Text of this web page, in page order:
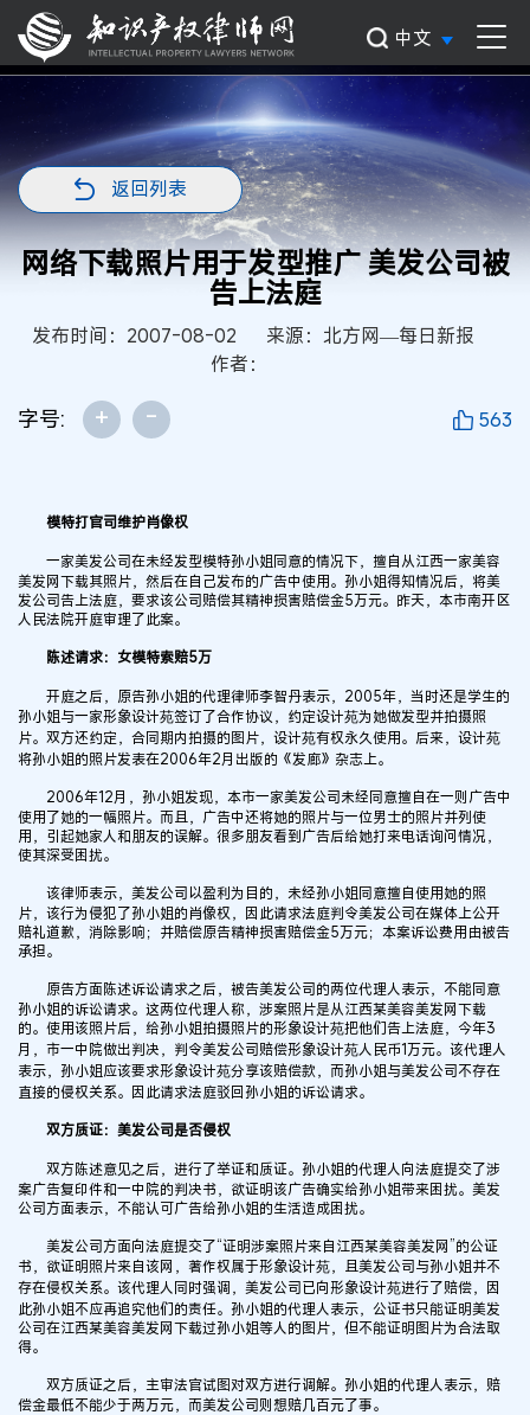
中文
返回列表
网络下载照片用于发型推广 美发公司被
告上法庭
发布时间：2007-08-02
来源：北方网—每日新报
作者：
字号: + - 563
模特打官司维护肖像权
一家美发公司在未经发型模特孙小姐同意的情况下，擅自从江西一家美容
美发网下载其照片，然后在自己发布的广告中使用。孙小姐得知情况后，将美
发公司告上法庭，要求该公司赔偿其精神损害赔偿金5万元。昨天，本市南开区
人民法院开庭审理了此案。
陈述请求：女模特索赔5万
开庭之后，原告孙小姐的代理律师李智丹表示，2005年，当时还是学生的
孙小姐与一家形象设计苑签订了合作协议，约定设计苑为她做发型并拍摄照
片。双方还约定，合同期内拍摄的图片，设计苑有权永久使用。后来，设计苑
将孙小姐的照片发表在2006年2月出版的《发廊》杂志上。
2006年12月，孙小姐发现，本市一家美发公司未经同意擅自在一则广告中
使用了她的一幅照片。而且，广告中还将她的照片与一位男士的照片并列使
用，引起她家人和朋友的误解。很多朋友看到广告后给她打来电话询问情况，
使其深受困扰。
该律师表示，美发公司以盈利为目的，未经孙小姐同意擅自使用她的照
片，该行为侵犯了孙小姐的肖像权，因此请求法庭判令美发公司在媒体上公开
赔礼道歉，消除影响；并赔偿原告精神损害赔偿金5万元；本案诉讼费用由被告
承担。
原告方面陈述诉讼请求之后，被告美发公司的两位代理人表示，不能同意
孙小姐的诉讼请求。这两位代理人称，涉案照片是从江西某美容美发网下载
的。使用该照片后，给孙小姐拍摄照片的形象设计苑把他们告上法庭，今年3
月，市一中院做出判决，判令美发公司赔偿形象设计苑人民币1万元。该代理人
表示，孙小姐应该要求形象设计苑分享该赔偿款，而孙小姐与美发公司不存在
直接的侵权关系。因此请求法庭驳回孙小姐的诉讼请求。
双方质证：美发公司是否侵权
双方陈述意见之后，进行了举证和质证。孙小姐的代理人向法庭提交了涉
案广告复印件和一中院的判决书，欲证明该广告确实给孙小姐带来困扰。美发
公司方面表示，不能认可广告给孙小姐的生活造成困扰。
美发公司方面向法庭提交了“证明涉案照片来自江西某美容美发网”的公证
书，欲证明照片来自该网，著作权属于形象设计苑，且美发公司与孙小姐并不
存在侵权关系。该代理人同时强调，美发公司已向形象设计苑进行了赔偿，因
此孙小姐不应再追究他们的责任。孙小姐的代理人表示，公证书只能证明美发
公司在江西某美容美发网下载过孙小姐等人的图片，但不能证明图片为合法取
得。
双方质证之后，主审法官试图对双方进行调解。孙小姐的代理人表示，赔
偿金最低不能少于两万元，而美发公司则想赔几百元了事。